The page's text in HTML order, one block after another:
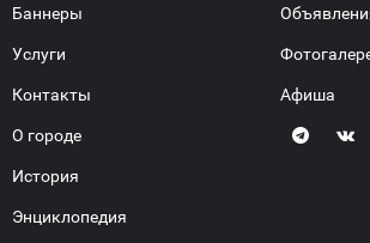
Баннеры
Услуги
Контакты
О городе
История
Энциклопедия
Афиша